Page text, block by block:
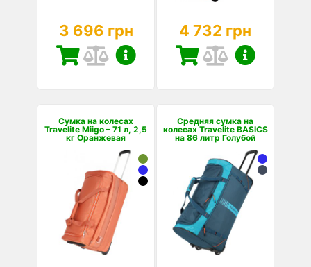
3 696 грн 4 732 грн
Сумка на колесах
Travelite Miigo – 71 л, 2,5
кг Оранжевая
Средняя сумка на
колесах Travelite BASICS
на 86 литр Голубой